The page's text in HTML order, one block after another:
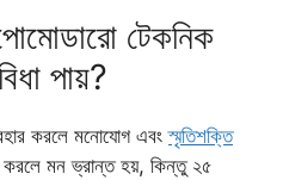
টেকনিক
পায়?
করলে মনোযোগ এবংস্মৃতিশক্তি
করলে মন ভ্রান্ত হয়, কিন্তু ২৫